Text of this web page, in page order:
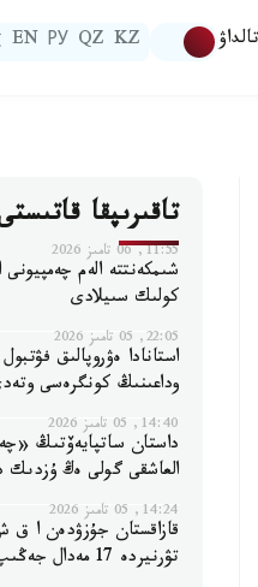
تالداۋ KZ
QZ
РУ
EN
تاقىرىپقا
11:55, 06 تامىز 2026
شىمكەنتتە الەم چەمپيونى
كولىك سىيلادى
22:05, 05 تامىز 2026
استانادا ەۋروپالىق
وداعىنىڭ كونگرەسى
14:40, 05 تامىز 2026
داستان ساتپايەۆتىڭ
العاشقى گولى ەڭ ۇزدىك
14:24, 05 تامىز 2026
قازاقستان جۇزۋدەن ا ق
تۋرنيردە 17 مەدال جەڭىپ الدى